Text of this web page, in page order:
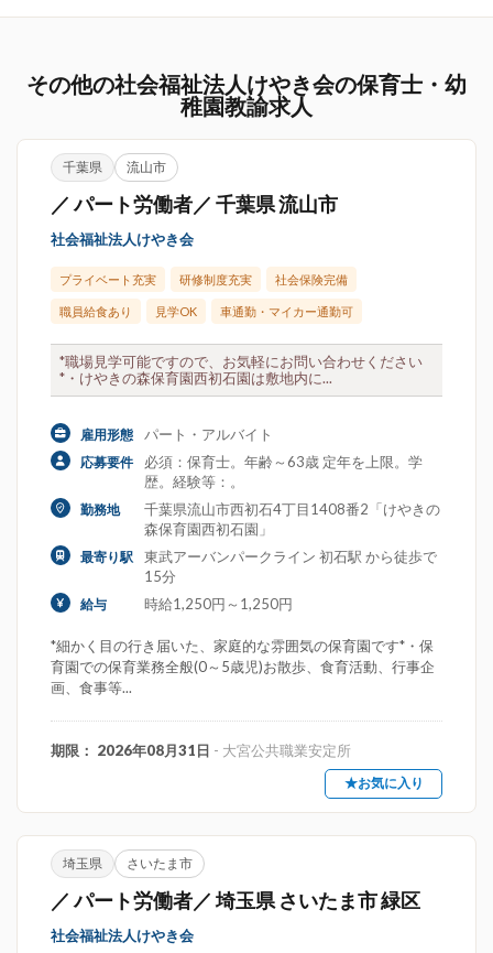
その他の社会福祉法人けやき会の保育士・幼
稚園教諭求人
千葉県 流山市
／ パート労働者／ 千葉県 流山市
社会福祉法人けやき会
プライベート充実 研修制度充実 社会保険完備
職員給食あり 見学OK 車通勤・マイカー通勤可
*職場見学可能ですので、お気軽にお問い合わせください
*・けやきの森保育園西初石園は敷地内に...
雇用形態 パート・アルバイト
応募要件
必須：保育士。年齢～63歳 定年を上限。学
歴。経験等：。
勤務地
千葉県流山市西初石4丁目1408番2「けやきの
森保育園西初石園」
最寄り駅
東武アーバンパークライン 初石駅 から徒歩で
15分
給与 時給1,250円～1,250円
*細かく目の行き届いた、家庭的な雰囲気の保育園です*・保
育園での保育業務全般(0～5歳児)お散歩、食育活動、行事企
画、食事等...
期限： 2026年08月31日 - 大宮公共職業安定所
★お気に入り
埼玉県 さいたま市
／ パート労働者／ 埼玉県 さいたま市 緑区
社会福祉法人けやき会